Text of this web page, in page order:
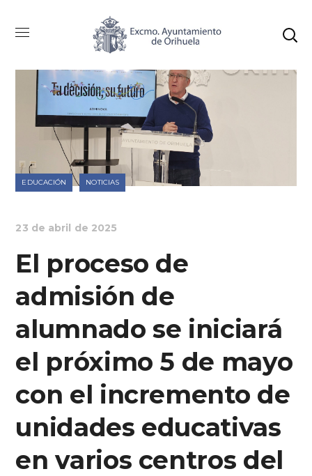
EDUCACIÓN NOTICIAS
23 de abril de 2025
El proceso de
admisión de
alumnado se iniciará
el próximo 5 de mayo
con el incremento de
unidades educativas
en varios centros del